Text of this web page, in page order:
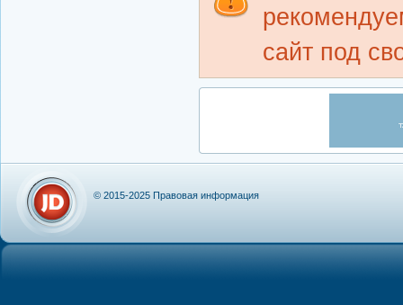
сайт под
© 2015-2025 Правовая информация